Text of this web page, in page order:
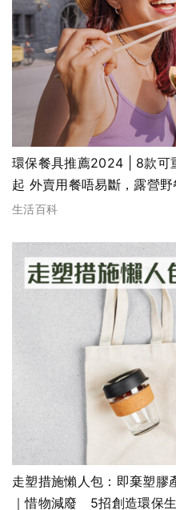
環保餐具推薦2024 | 8款可
起 外賣用餐唔易斷，露營
Peak/ DECATHLON/
生活百科
走塑措施懶人包：即棄塑膠
｜惜物減廢 5招創造環保